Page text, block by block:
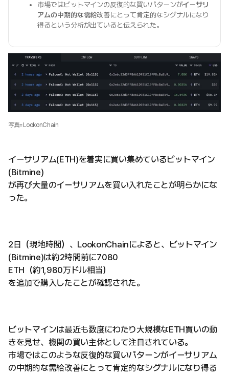
市場ではビットマインの反復的な買いパターンがイーサリ
アムの中期的な需給改善にとって肯定的なシグナルになり
得るという分析が出ていると伝えられた。
写真=LookonChain
イーサリアム(ETH)を着実に買い集めているビットマイン
(Bitmine)
が再び大量のイーサリアムを買い入れたことが明らかにな
った。
2日（現地時間）、LookonChainによると、ビットマイン
(Bitmine)は約2時間前に7080
ETH（約1,980万ドル相当）
を追加で購入したことが確認された。
ビットマインは最近も数度にわたり大規模なETH買いの動
きを見せ、機関の買い主体として注目されている。
市場ではこのような反復的な買いパターンがイーサリアム
の中期的な需給改善にとって肯定的なシグナルになり得る